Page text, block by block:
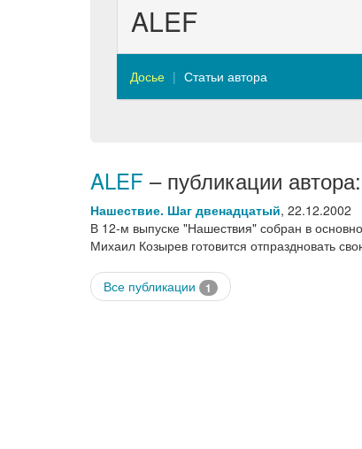
ALEF
Досье Статьи автора
ALEF – публикации автора:
Нашествие. Шаг двенадцатый, 22.12.2002
В 12-м выпуске "Нашествия" собран в
Михаил Козырев готовится отпраздновать
Все публикации 1